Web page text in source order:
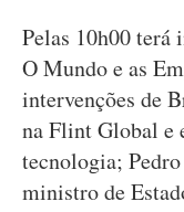
Pelas 10h00
O Mundo e as
intervenções de
na Flint Global e
tecnologia;
ministro de